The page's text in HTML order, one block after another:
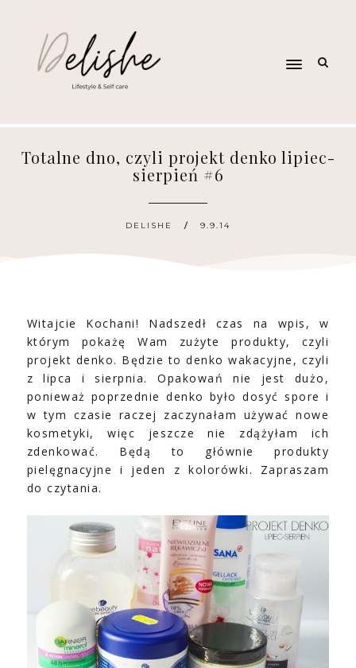
Totalne dno, czyli projekt denko lipiec-
sierpień #6
DELISHE 9.9.14
Witajcie Kochani! Nadszedł czas na wpis, w
którym pokażę Wam zużyte produkty, czyli
projekt denko. Będzie to denko wakacyjne, czyli
z lipca i sierpnia. Opakowań nie jest dużo,
ponieważ poprzednie denko było dosyć spore i
w tym czasie raczej zaczynałam używać nowe
kosmetyki, więc jeszcze nie zdążyłam ich
zdenkować. Będą to głównie produkty
pielęgnacyjne i jeden z kolorówki. Zapraszam
do czytania.